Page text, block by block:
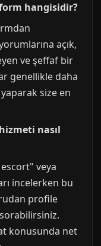
hangisidir?
açık,
ve şeffaf bir
genellikle daha
size en
nasıl
veya
incelerken bu
profile
konusunda net